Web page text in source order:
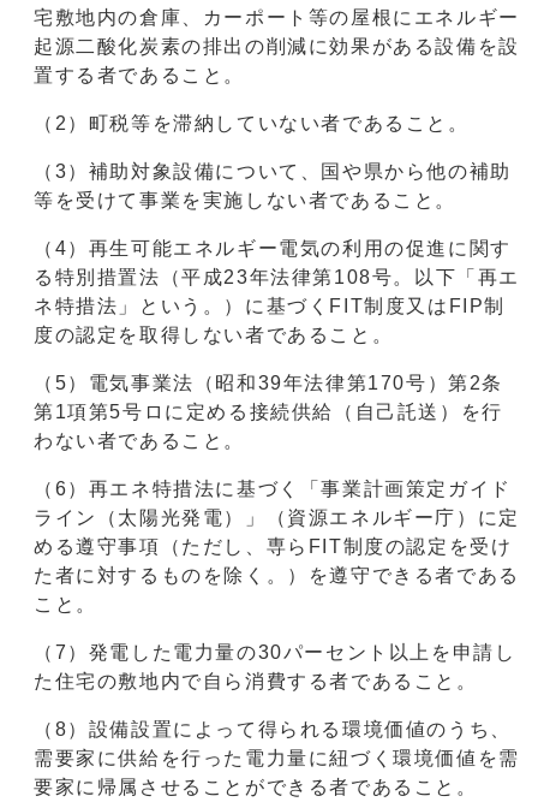
宅敷地内の倉庫、カーポート等の屋根にエネルギー
起源二酸化炭素の排出の削減に効果がある設備を設
置する者であること。
（2）町税等を滞納していない者であること。
（3）補助対象設備について、国や県から他の補助
等を受けて事業を実施しない者であること。
（4）再生可能エネルギー電気の利用の促進に関す
る特別措置法（平成23年法律第108号。以下「再エ
ネ特措法」という。）に基づくFIT制度又はFIP制
度の認定を取得しない者であること。
（5）電気事業法（昭和39年法律第170号）第2条
第1項第5号ロに定める接続供給（自己託送）を行
わない者であること。
（6）再エネ特措法に基づく「事業計画策定ガイド
ライン（太陽光発電）」（資源エネルギー庁）に定
める遵守事項（ただし、専らFIT制度の認定を受け
た者に対するものを除く。）を遵守できる者である
こと。
（7）発電した電力量の30パーセント以上を申請し
た住宅の敷地内で自ら消費する者であること。
（8）設備設置によって得られる環境価値のうち、
需要家に供給を行った電力量に紐づく環境価値を需
要家に帰属させることができる者であること。